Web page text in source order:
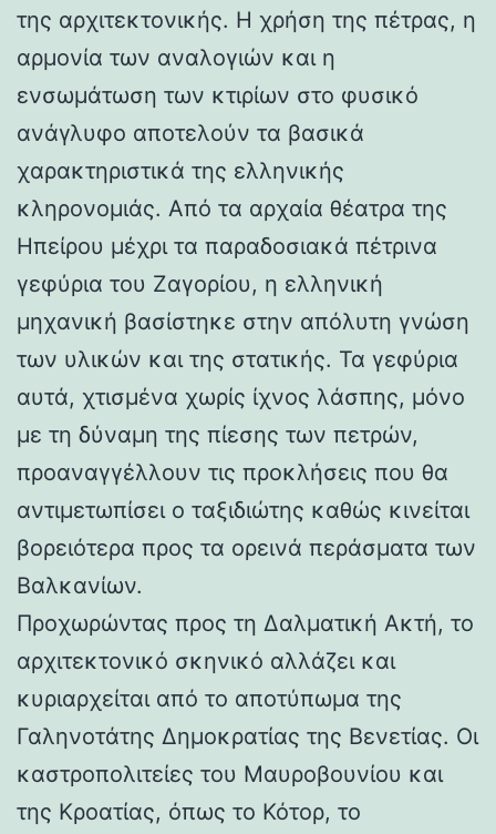
της αρχιτεκτονικής. Η χρήση της πέτρας, η
αρμονία των αναλογιών και η
ενσωμάτωση των κτιρίων στο φυσικό
ανάγλυφο αποτελούν τα βασικά
χαρακτηριστικά της ελληνικής
κληρονομιάς. Από τα αρχαία θέατρα της
Ηπείρου μέχρι τα παραδοσιακά πέτρινα
γεφύρια του Ζαγορίου, η ελληνική
μηχανική βασίστηκε στην απόλυτη γνώση
των υλικών και της στατικής. Τα γεφύρια
αυτά, χτισμένα χωρίς ίχνος λάσπης, μόνο
με τη δύναμη της πίεσης των πετρών,
προαναγγέλλουν τις προκλήσεις που θα
αντιμετωπίσει ο ταξιδιώτης καθώς κινείται
βορειότερα προς τα ορεινά περάσματα των
Βαλκανίων.
Προχωρώντας προς τη Δαλματική Ακτή, το
αρχιτεκτονικό σκηνικό αλλάζει και
κυριαρχείται από το αποτύπωμα της
Γαληνοτάτης Δημοκρατίας της Βενετίας. Οι
καστροπολιτείες του Μαυροβουνίου και
της Κροατίας, όπως το Κότορ, το